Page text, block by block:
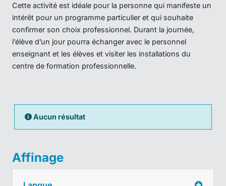
Cette activité est idéale pour la personne qui manifeste un
intérêt pour un programme particulier et qui souhaite
confirmer son choix professionnel. Durant la journée,
l’élève d’un jour pourra échanger avec le personnel
enseignant et les élèves et visiter les installations du
centre de formation professionnelle.
Aucun résultat
Affinage